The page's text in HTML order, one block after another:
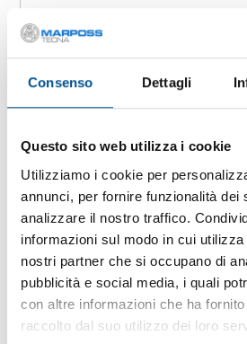
Consenso Dettagli
Questo sito web utilizza i cookie
Utilizziamo i cookie per
annunci, per fornire funzionalità dei
analizzare il nostro traffico.
informazioni sul modo in cui
nostri partner che si occupano di
pubblicità e social media, i quali
con altre informazioni che ha
raccolto dal suo utilizzo dei loro
姓
国家 / 地区
电子邮箱
邮政编码